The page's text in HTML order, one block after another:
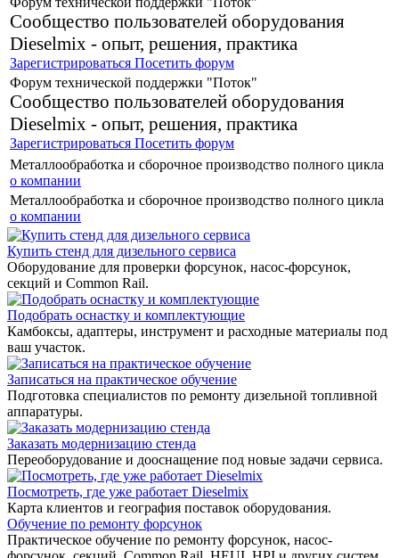
Сообщество пользователей оборудования
Dieselmix - опыт, решения, практика
Зарегистрироваться Посетить форум
Форум технической поддержки "Поток"
Сообщество пользователей оборудования
Dieselmix - опыт, решения, практика
Зарегистрироваться Посетить форум
Металлообработка и сборочное производство полного цикла
о компании
Металлообработка и сборочное производство полного цикла
о компании
Купить стенд для дизельного сервиса
Оборудование для проверки форсунок, насос-форсунок,
секций и Common Rail.
Подобрать оснастку и комплектующие
Камбоксы, адаптеры, инструмент и расходные материалы под
ваш участок.
Записаться на практическое обучение
Подготовка специалистов по ремонту дизельной топливной
аппаратуры.
Заказать модернизацию стенда
Переоборудование и дооснащение под новые задачи сервиса.
Посмотреть, где уже работает Dieselmix
Карта клиентов и география поставок оборудования.
Обучение по ремонту форсунок
Практическое обучение по ремонту форсунок, насос-